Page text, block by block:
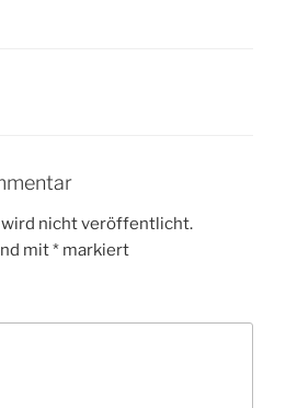
nicht veröffentlicht.
mit* markiert